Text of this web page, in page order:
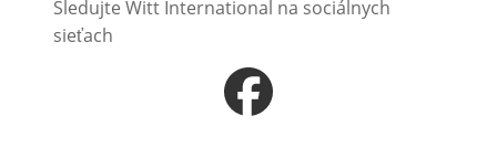
Sledujte Witt International na sociálnych
sieťach
Otvorí sa vnovom okne